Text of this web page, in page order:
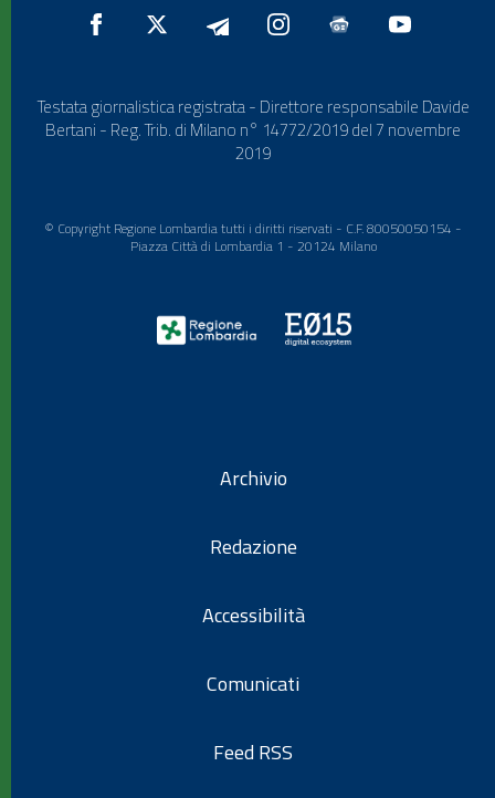
Testata giornalistica registrata - Direttore responsabile Davide
Bertani - Reg. Trib. di Milano n° 14772/2019 del 7 novembre
2019
© Copyright Regione Lombardia tutti i diritti riservati - C.F. 80050050154 -
Piazza Città di Lombardia 1 - 20124 Milano
Archivio
Redazione
Accessibilità
Comunicati
Feed RSS